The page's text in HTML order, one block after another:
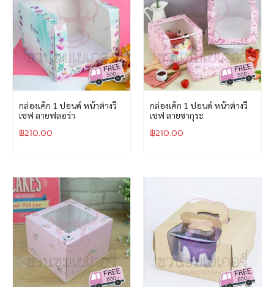
กล่องเค้ก 1 ปอนด์ หน้าต่างวี
เชฟ ลายฟลอร่า
฿210.00
กล่องเค้ก 1 ปอนด์ หน้าต่างวี
เชฟ ลายซากุระ
฿210.00